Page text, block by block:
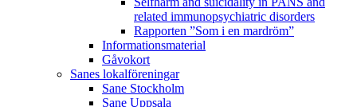
related immunopsychiatric disorders
Rapporten ”Som i en mardröm”
Informationsmaterial
Gåvokort
Sanes lokalföreningar
Sane Stockholm
Sane Uppsala